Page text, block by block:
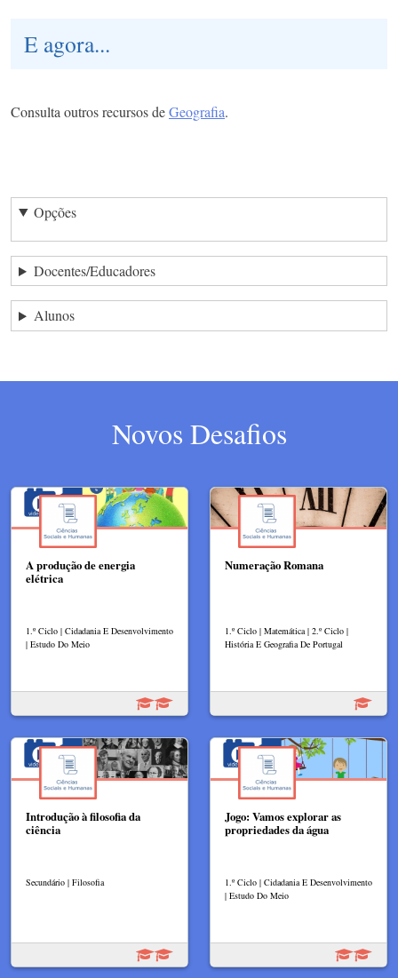
E agora...
Consulta outros recursos deGeografia.
Opções
Docentes/Educadores
Alunos
Novos Desafios
A produção de energia
elétrica
1.º Ciclo | Cidadania E Desenvolvimento
| Estudo Do Meio
Numeração Romana
1.º Ciclo | Matemática | 2.º Ciclo |
História E Geografia De Portugal
Introdução à filosofia da
ciência
Secundário | Filosofia
Jogo: Vamos explorar as
propriedades da água
1.º Ciclo | Cidadania E Desenvolvimento
| Estudo Do Meio